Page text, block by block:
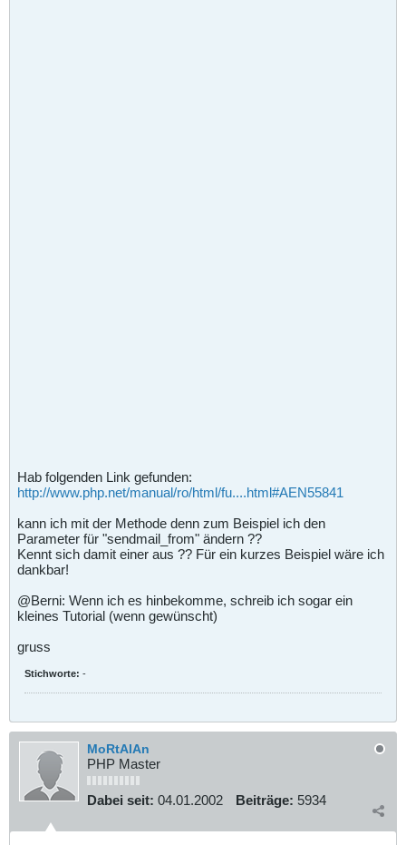
Hab folgenden Link gefunden:
http://www.php.net/manual/ro/html/fu....html#AEN55841
kann ich mit der Methode denn zum Beispiel ich den
Parameter für "sendmail_from" ändern ??
Kennt sich damit einer aus ?? Für ein kurzes Beispiel wäre ich
dankbar!
@Berni: Wenn ich es hinbekomme, schreib ich sogar ein
kleines Tutorial (wenn gewünscht)
gruss
Stichworte: -
MoRtAlAn
PHP Master
Dabei seit: 04.01.2002 Beiträge: 5934